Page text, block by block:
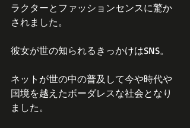
ラクターとファッションセンスに驚か
されました。
彼女が世の知られるきっかけはSNS。
ネットが世の中の普及して今や時代や
国境を越えたボーダレスな社会となり
ました。